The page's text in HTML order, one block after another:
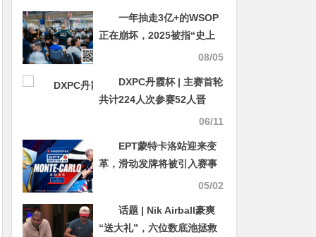
一年抽走3亿+的WSOP
正在崩坏，2025被指“史上
08/05
DXPC丹霞杯 | 主赛首轮
共计224人次参赛52人晋
级，刘永生/杨京达分别领跑
06/11
EPT蒙特卡洛站迎来变
革，滑动发牌将被引入赛事
05/02
话题 | Nik Airball豪爽
“送大礼”，六位数底池拯救